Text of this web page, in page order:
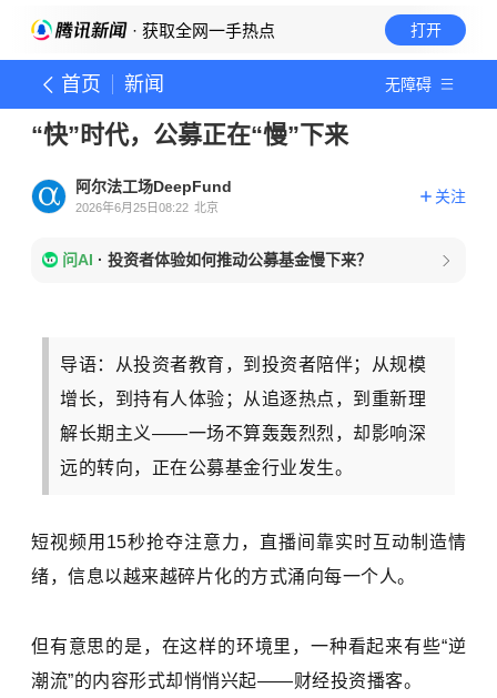
· 获取全网一手热点 打开
首页 新闻 无障碍
“快”时代，公募正在“慢”下来
阿尔法工场DeepFund
2026年6月25日08:22 北京
关注
问AI · 投资者体验如何推动公募基金慢下来？
导语：从投资者教育，到投资者陪伴；从规模
增长，到持有人体验；从追逐热点，到重新理
解长期主义——一场不算轰轰烈烈，却影响深
远的转向，正在公募基金行业发生。
短视频用15秒抢夺注意力，直播间靠实时互动制造情
绪，信息以越来越碎片化的方式涌向每一个人。
但有意思的是，在这样的环境里，一种看起来有些“逆
潮流”的内容形式却悄悄兴起——财经投资播客。